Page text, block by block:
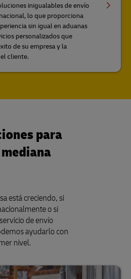
inigualables de envío
lo que proporciona
sin igual en aduanas
personalizados que
de su empresa y la
cliente.
para
está creciendo, si
o si
de envío
ayudarlo con
nivel.